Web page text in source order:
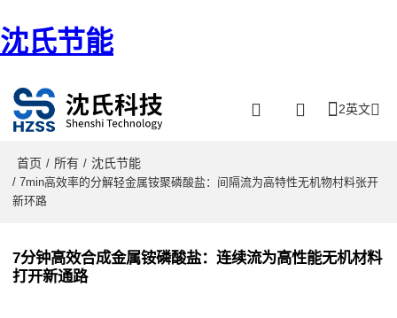
沈氏节能
2英文
首页 / 所有 / 沈氏节能
/ 7min高效率的分解轻金属铵聚磷酸盐：间隔流为高特性无机物村料张开
新环路
7分钟高效合成金属铵磷酸盐：连续流为高性能无机材料
打开新通路